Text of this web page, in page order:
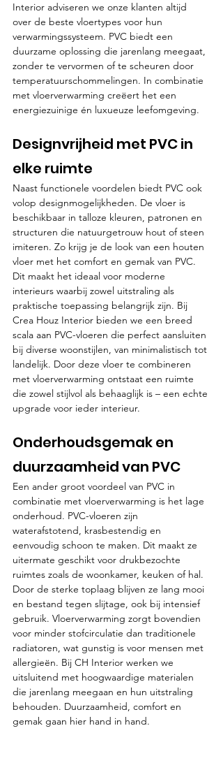
Interior adviseren we onze klanten altijd
over de beste vloertypes voor hun
verwarmingssysteem. PVC biedt een
duurzame oplossing die jarenlang meegaat,
zonder te vervormen of te scheuren door
temperatuurschommelingen. In combinatie
met vloerverwarming creëert het een
energiezuinige én luxueuze leefomgeving.
Designvrijheid met PVC in
elke ruimte
Naast functionele voordelen biedt PVC ook
volop designmogelijkheden. De vloer is
beschikbaar in talloze kleuren, patronen en
structuren die natuurgetrouw hout of steen
imiteren. Zo krijg je de look van een houten
vloer met het comfort en gemak van PVC.
Dit maakt het ideaal voor moderne
interieurs waarbij zowel uitstraling als
praktische toepassing belangrijk zijn. Bij
Crea Houz Interior bieden we een breed
scala aan PVC-vloeren die perfect aansluiten
bij diverse woonstijlen, van minimalistisch tot
landelijk. Door deze vloer te combineren
met vloerverwarming ontstaat een ruimte
die zowel stijlvol als behaaglijk is – een echte
upgrade voor ieder interieur.
Onderhoudsgemak en
duurzaamheid van PVC
Een ander groot voordeel van PVC in
combinatie met vloerverwarming is het lage
onderhoud. PVC-vloeren zijn
waterafstotend, krasbestendig en
eenvoudig schoon te maken. Dit maakt ze
uitermate geschikt voor drukbezochte
ruimtes zoals de woonkamer, keuken of hal.
Door de sterke toplaag blijven ze lang mooi
en bestand tegen slijtage, ook bij intensief
gebruik. Vloerverwarming zorgt bovendien
voor minder stofcirculatie dan traditionele
radiatoren, wat gunstig is voor mensen met
allergieën. Bij CH Interior werken we
uitsluitend met hoogwaardige materialen
die jarenlang meegaan en hun uitstraling
behouden. Duurzaamheid, comfort en
gemak gaan hier hand in hand.